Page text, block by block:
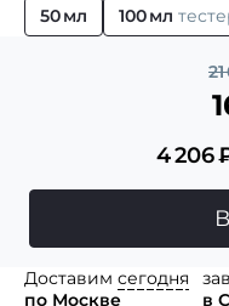
50 мл 100 мл
4 206
Доставим сегодня
по Москве
в